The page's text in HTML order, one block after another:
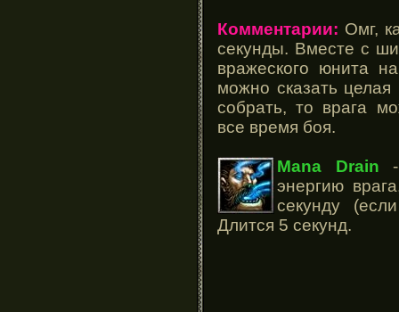
Комментарии: Омг,
секунды. Вместе с
вражеского юнита
можно сказать
собрать, то врага
все время боя.
Mana Drain
энергию
секунду
Длится 5 секунд.